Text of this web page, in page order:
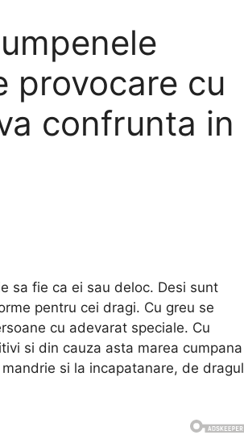
provocare cu
confrunta in
sa fie ca ei sau deloc. Desi sunt
pentru cei dragi. Cu greu se
cu adevarat speciale. Cu
si din cauza asta marea cumpana
si la incapatanare, de dragul